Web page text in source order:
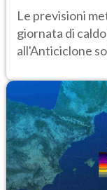
Le previsioni
giornata di
all'Anticiclone